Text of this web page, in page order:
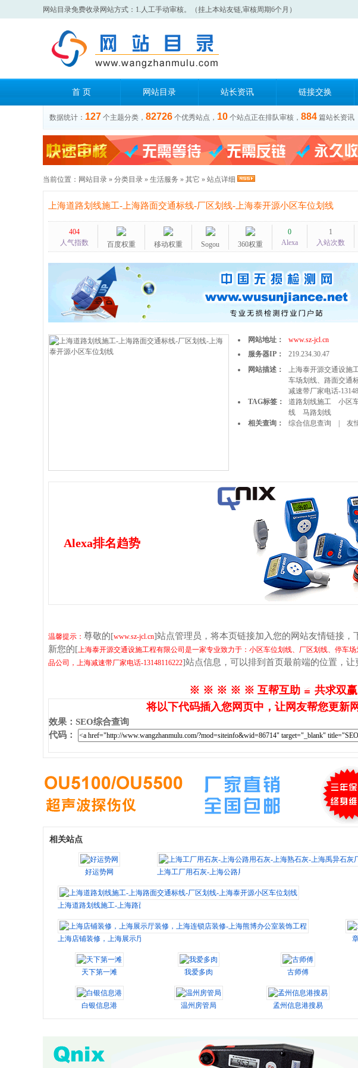
网站目录免费收录网站方式：1.人工手动审核。（挂上本站友链,审核周期6个月）
首 页 网站目录 站长资讯 链接交换
数据统计： 127 个主题分类， 82726 个优秀站点， 10 个站点正在排队审核， 884 篇站长资讯
当前位置： 网站目录 » 分类目录 » 生活服务 » 其它 » 站点详细
上海道路划线施工-上海路面交通标线-厂区划线-上海泰开源小区车位划线
404
人气指数
百度权重 移动权重 Sogou 360权重
0
Alexa
1
入站次数
网站地址：
www.sz-jcl.cn
服务器IP：
219.234.30.47
网站描述：
上海泰开源交通设施
车场划线、路面交通
减速带厂家电话-
TAG标签：
道路划线施工 小区
线
马路划线
相关查询：
综合信息查询 友
Alexa排名趋势
温馨提示： 尊敬的[www.sz-jcl.cn]站点管理员，将本页链接加入您的网站友情链接
新您的[上海泰开源交通设施工程有限公司是一家专业致力于：小区车位划线、厂区划线、停车
品公司，上海减速带厂家电话-13148116222]站点信息，可以排到首页最前端的位置，让
※ ※ ※ ※ ※ 互帮互助 ≌ 共求
将以下代码插入您网页中，让网友帮您更新
效果 ： SEO综合查询
代码 ：
相关站点
好运势网 上海工厂用石灰-上海公路用石灰-上海熟石灰-上海禹异石灰厂家
上海道路划线施工-上海路面交通标线-厂区划线-上海泰开源小区车位划线
上海店铺装修，上海展示厅装修，上海连锁店装修-上海熊博办公室装饰工程
天下第一滩 我爱多肉 古师傅
白银信息港 温州房管局 孟州信息港搜易